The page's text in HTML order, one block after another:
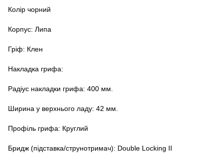
Колір чорний
Корпус: Липа
Гріф: Клен
Накладка грифа:
Радіус накладки грифа: 400 мм.
Ширина у верхнього ладу: 42 мм.
Профіль грифа: Круглий
Бридж (підставка/струнотримач): Double Locking II